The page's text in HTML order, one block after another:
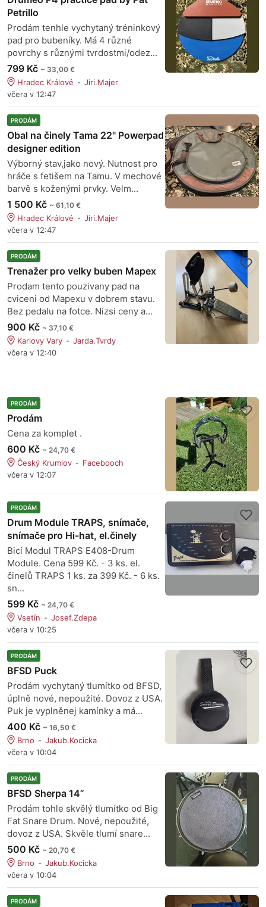
Petrillo
Prodám tenhle vychytaný tréninkový
pad pro bubeníky. Má 4 různé
povrchy s různými tvrdostmi/odez...
799 Kč ~ 33,00 €
Hradec Králové
Jiri.Majer
včera v 12:47
PRODÁM
Obal na činely Tama 22" Powerpad
designer edition
Výborný stav,jako nový. Nutnost pro
hráče s fetišem na Tamu. V mechové
barvě s koženými prvky. Velm...
1 500 Kč ~ 61,10 €
Hradec Králové
Jiri.Majer
včera v 12:47
PRODÁM
Trenažer pro velky buben Mapex
Prodam tento pouzivany pad na
cviceni od Mapexu v dobrem stavu.
Bez pedalu na fotce. Nizsi ceny a...
900 Kč ~ 37,10 €
Karlovy Vary
Jarda.Tvrdy
včera v 12:40
PRODÁM
Prodám
Cena za komplet .
600 Kč ~ 24,70 €
Český Krumlov
Facebooch
včera v 12:07
PRODÁM
Drum Module TRAPS, snímače,
snímače pro Hi-hat, el.činely
Bicí Modul TRAPS E408-Drum
Module. Cena 599 Kč. - 3 ks. el.
činelů TRAPS 1 ks. za 399 Kč. - 6 ks.
sn...
599 Kč ~ 24,70 €
Vsetín
Josef.Zdepa
včera v 10:25
PRODÁM
BFSD Puck
Prodám vychytaný tlumítko od BFSD,
úplně nové, nepoužité. Dovoz z USA.
Puk je vyplněnej kamínky a má...
400 Kč ~ 16,50 €
Brno
Jakub.Kocicka
včera v 10:04
PRODÁM
BFSD Sherpa 14”
Prodám tohle skvělý tlumítko od Big
Fat Snare Drum. Nové, nepoužité,
dovoz z USA. Skvěle tlumí snare...
500 Kč ~ 20,70 €
Brno
Jakub.Kocicka
včera v 10:04
PRODÁM